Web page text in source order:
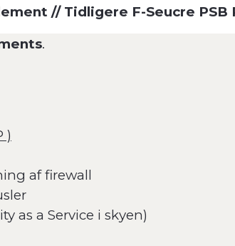
// Tidligere F-Seucre PSB
.
)
af firewall
as a Service i skyen)